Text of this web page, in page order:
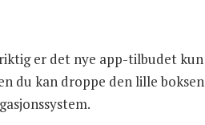
er det nye app-tilbudet kun
du kan droppe den lille boksen